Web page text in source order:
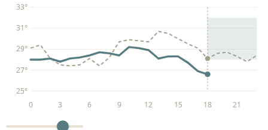
25°
27°
29°
31°
33°
0 3 6 9 12 15 18 21